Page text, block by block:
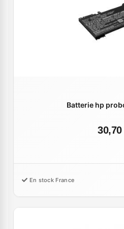
Batterie hp
30,70
En stock France